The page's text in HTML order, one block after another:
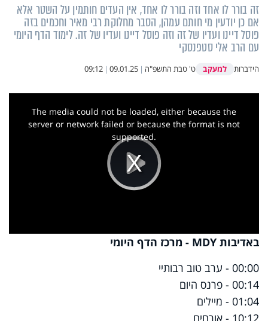
זה בורר לו אחד וזה בורר לו אחד, אין העדים חותמין על השטר אלא
אם כן יודעין מי חותם עמהן, הסבר מחלוקת רבי מאיר וחכמים בזה
פוסל דיינו ועדיו של זה וזה פוסל דיינו ועדיו של זה. לימוד הדף היומי
עם הרב אלי סטפנסקי
הידברות למעקב ט' טבת התשפ"ה |
09.01.25
|
09:12
Play
Video
This
The media could not be loaded, either because the
server or network failed or because the format is not
supported.
באדיבות MDY - מרכז הדף היומי
00:00 - ערב טוב רבותיי
00:14 - פרנס היום
01:04 - מיילים
10:12 - אורחים